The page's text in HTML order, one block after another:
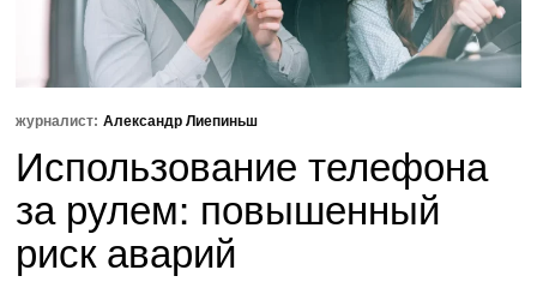
журналист: Александр Лиепиньш
Использование телефона
за рулем: повышенный
риск аварий